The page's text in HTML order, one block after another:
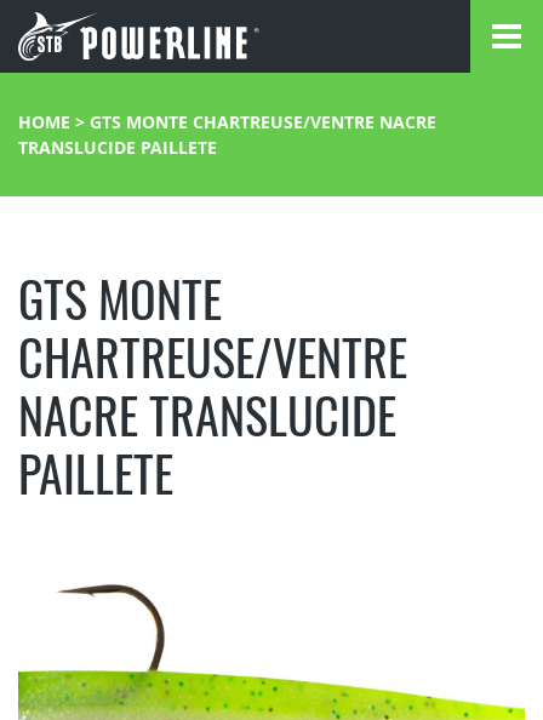
HOME > GTS MONTE CHARTREUSE/VENTRE NACRE
TRANSLUCIDE PAILLETE
GTS MONTE
CHARTREUSE/VENTRE
NACRE TRANSLUCIDE
PAILLETE